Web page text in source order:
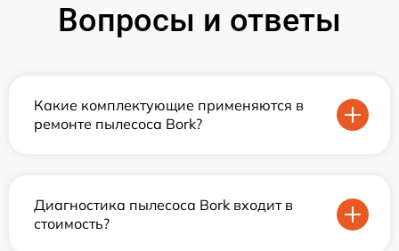
Вопросы и ответы
Какие комплектующие применяются в
ремонте пылесоса Bork?
Диагностика пылесоса Bork входит в
стоимость?